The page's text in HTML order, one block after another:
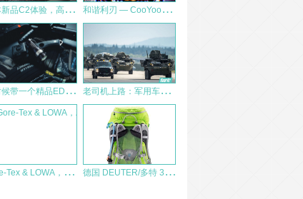
务
本新品C2体验，高亮度加易用便携，随身EDC的又一良品 和
谐利刃 — CooYoo酷友M1弧光
是
时候带一个精品EDC手电出门了——JETBEAM RRT01 老
司机上路：军用车队驾驶技术的民间应用
G
ore-Tex & LOWA，Zephyr GTX到底防水怎么样？ 德
国 DEUTER/多特 34832 Spectro AC 32 SL 女士登山包 测评报告